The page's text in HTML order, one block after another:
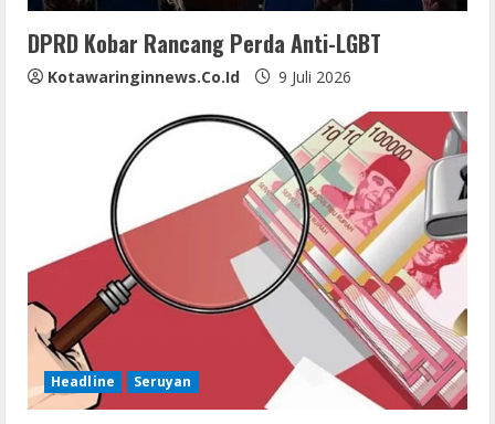
n
g
DPRD Kobar Rancang Perda Anti-LGBT
Kotawaringinnews.co.id 9 Juli 2026
Headline Seruyan